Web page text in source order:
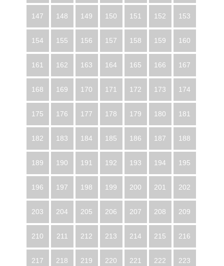
147 148 149 150 151 152 153
154 155 156 157 158 159 160
161 162 163 164 165 166 167
168 169 170 171 172 173 174
175 176 177 178 179 180 181
182 183 184 185 186 187 188
189 190 191 192 193 194 195
196 197 198 199 200 201 202
203 204 205 206 207 208 209
210 211 212 213 214 215 216
217 218 219 220 221 222 223